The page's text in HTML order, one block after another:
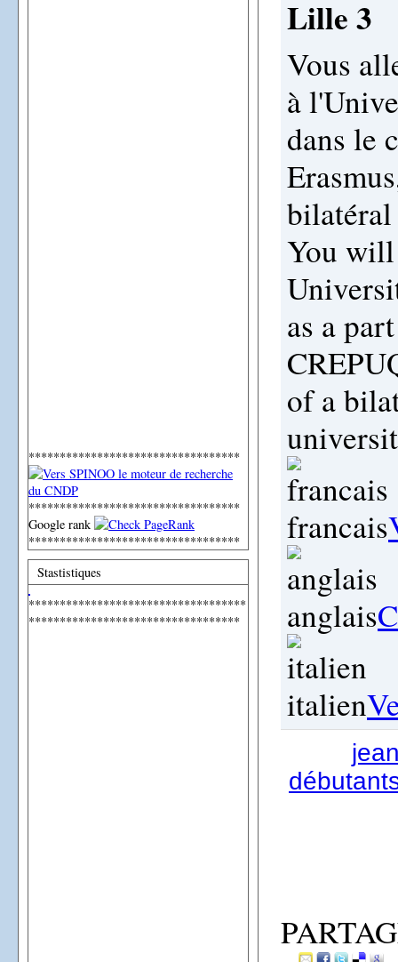
**********************************
**********************************
Google rank
**********************************
Stastistiques
***********************************
**********************************
Lille 3
Vous
à
dans le
You
as a
of a
francais
anglais
italien